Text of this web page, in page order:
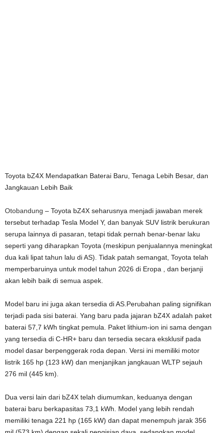
Toyota bZ4X Mendapatkan Baterai Baru, Tenaga Lebih Besar, dan
Jangkauan Lebih Baik
Otobandung – Toyota bZ4X seharusnya menjadi jawaban merek
tersebut terhadap Tesla Model Y, dan banyak SUV listrik berukuran
serupa lainnya di pasaran, tetapi tidak pernah benar-benar laku
seperti yang diharapkan Toyota (meskipun penjualannya meningkat
dua kali lipat tahun lalu di AS). Tidak patah semangat, Toyota telah
memperbaruinya untuk model tahun 2026 di Eropa , dan berjanji
akan lebih baik di semua aspek.
Model baru ini juga akan tersedia di AS.Perubahan paling signifikan
terjadi pada sisi baterai. Yang baru pada jajaran bZ4X adalah paket
baterai 57,7 kWh tingkat pemula. Paket lithium-ion ini sama dengan
yang tersedia di C-HR+ baru dan tersedia secara eksklusif pada
model dasar berpenggerak roda depan. Versi ini memiliki motor
listrik 165 hp (123 kW) dan menjanjikan jangkauan WLTP sejauh
276 mil (445 km).
Dua versi lain dari bZ4X telah diumumkan, keduanya dengan
baterai baru berkapasitas 73,1 kWh. Model yang lebih rendah
memiliki tenaga 221 hp (165 kW) dan dapat menempuh jarak 356